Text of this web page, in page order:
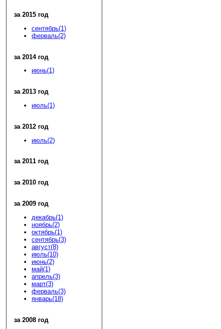
за 2015 год
сентябрь(1)
ферваль(2)
за 2014 год
июнь(1)
за 2013 год
июль(1)
за 2012 год
июль(2)
за 2011 год
за 2010 год
за 2009 год
декабрь(1)
ноябрь(2)
октябрь(1)
сентябрь(3)
август(8)
июль(10)
июнь(2)
май(1)
апрель(3)
март(3)
ферваль(3)
январь(18)
за 2008 год